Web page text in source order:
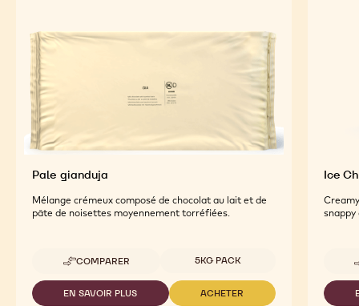
Pale gianduja
Mélange crémeux composé de chocolat au lait et de
pâte de noisettes moyennement torréfiées.
COMPARER
-
PALE
GIANDUJA
Tailles disponibles
5KG PACK
EN SAVOIR PLUS
-
ACHETER
-
Ice
snappy